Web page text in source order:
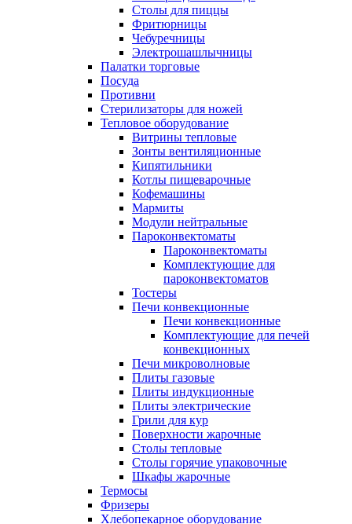
Столы для пиццы
Фритюрницы
Чебуречницы
Электрошашлычницы
Палатки торговые
Посуда
Противни
Стерилизаторы для ножей
Тепловое оборудование
Витрины тепловые
Зонты вентиляционные
Кипятильники
Котлы пищеварочные
Кофемашины
Мармиты
Модули нейтральные
Пароконвектоматы
Пароконвектоматы
Комплектующие для
пароконвектоматов
Тостеры
Печи конвекционные
Печи конвекционные
Комплектующие для печей
конвекционных
Печи микроволновые
Плиты газовые
Плиты индукционные
Плиты электрические
Грили для кур
Поверхности жарочные
Столы тепловые
Столы горячие упаковочные
Шкафы жарочные
Термосы
Фризеры
Хлебопекарное оборудование